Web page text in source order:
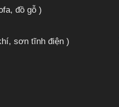
đồ gỗ )
sơn tĩnh điện )